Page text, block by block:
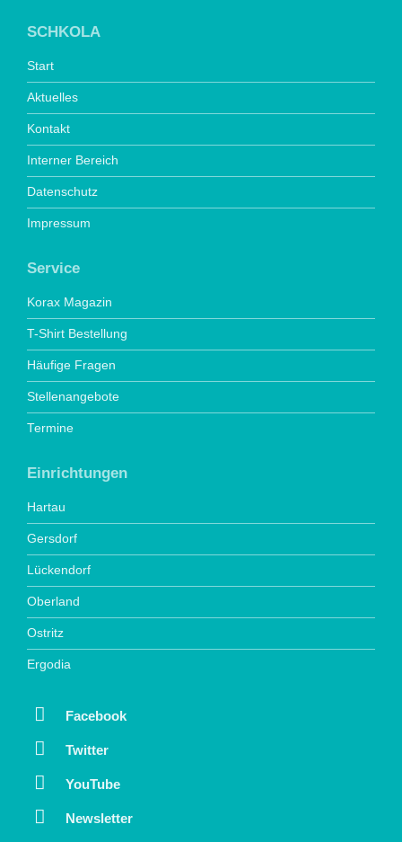
SCHKOLA
Start
Aktuelles
Kontakt
Interner Bereich
Datenschutz
Impressum
Service
Korax Magazin
T-Shirt Bestellung
Häufige Fragen
Stellenangebote
Termine
Einrichtungen
Hartau
Gersdorf
Lückendorf
Oberland
Ostritz
Ergodia
Facebook
Twitter
YouTube
Newsletter